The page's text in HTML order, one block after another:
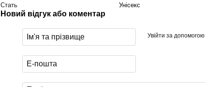
Стать
Унісекс
Новий відгук або коментар
Увійти за допомогою